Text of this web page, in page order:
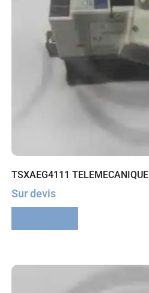
TSXAEG4111 TELEMECANIQUE
Sur devis